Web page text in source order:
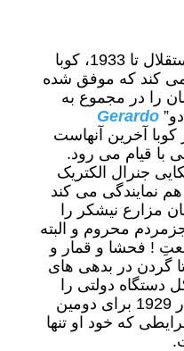
از 1902 یعنی سال اعلام استقلال تا 1933، کوبا
می کند که موفق شده
را در مجموع به
Gerardo
کوبا آخرین آنهاست
با قیام می رود.
جنرال الکتریک
نمایندگی می کند
مزارع نیشکر را
محروم و البته
! فحشا و قمار و
گردن در بدهی های
دولتی را
فرا گرقته است. ماچادو در 1929 برای دومین
که خود او تنها